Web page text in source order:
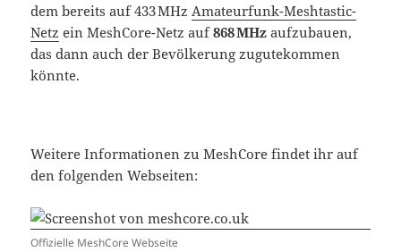
dem bereits auf 433 MHzAmateurfunk-Meshtastic-
Netz ein MeshCore-Netz auf868 MHz aufzubauen,
das dann auch der Bevölkerung zugutekommen
könnte.
Weitere Informationen zu MeshCore findet ihr auf
den folgenden Webseiten:
Offizielle MeshCore Webseite